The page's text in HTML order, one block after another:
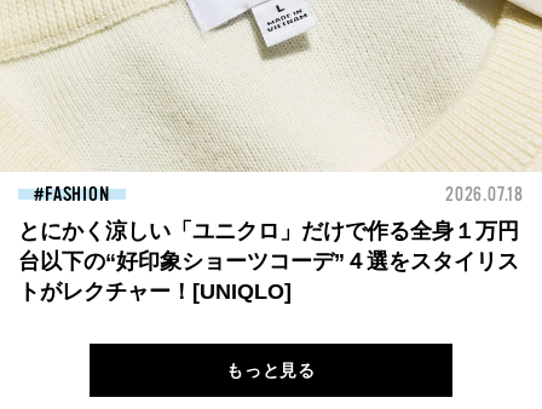
FASHION 2026.07.18
とにかく涼しい「ユニクロ」だけで作る全身１万円
台以下の“好印象ショーツコーデ”４選をスタイリス
トがレクチャー！[UNIQLO]
もっと見る